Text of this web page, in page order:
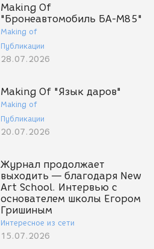
Making Of
"Бронеавтомобиль БА-М85"
Making of
Публикации
28.07.2026
Making Of "Язык даров"
Making of
Публикации
20.07.2026
Журнал продолжает
выходить — благодаря New
Art School. Интервью с
основателем школы Егором
Гришиным
Интересное из сети
15.07.2026